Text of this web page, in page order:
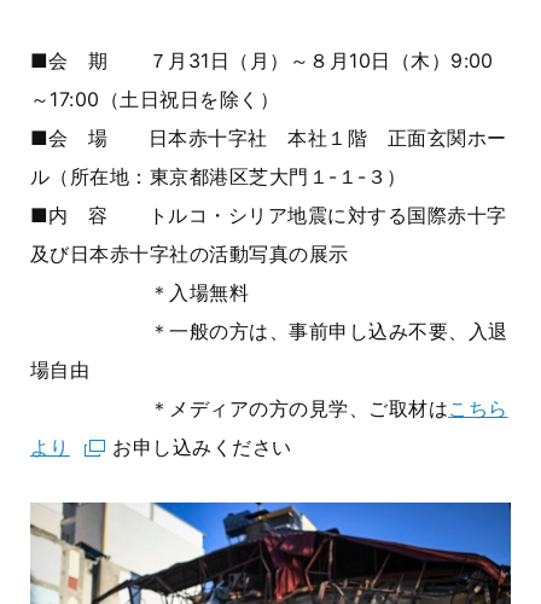
■会 期 ７月31日（月）～８月10日（木）9:00
～17:00（土日祝日を除く）
■会 場 日本赤十字社 本社１階 正面玄関ホー
ル（所在地：東京都港区芝大門１-１-３）
■内 容 トルコ・シリア地震に対する国際赤十字
及び日本赤十字社の活動写真の展示
＊入場無料
＊一般の方は、事前申し込み不要、入退
場自由
＊メディアの方の見学、ご取材はこちら
より
お申し込みください